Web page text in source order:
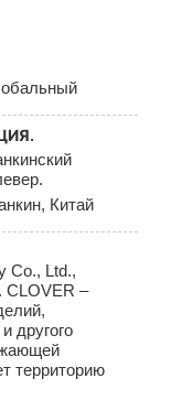
Китай
Co., Ltd.,
CLOVER –
другого
территорию